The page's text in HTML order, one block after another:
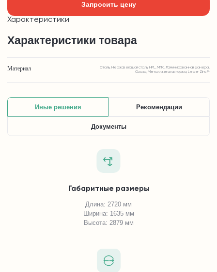
Запросить цену
Характеристики
Характеристики товара
Материал
Сталь, Нержавеющая сталь, HPL, МПК, Ламинированная фанера,
Сосна, Металлическая горка, Leber Zinc Pr
Иные решения Рекомендации
Документы
Габаритные размеры
Длина: 2720 мм
Ширина: 1635 мм
Высота: 2879 мм